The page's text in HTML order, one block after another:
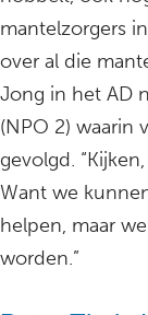
mantelzorgers
over al die
Jong in het AD
(NPO 2) waarin
gevolgd.
Want we
helpen, maar
worden.”